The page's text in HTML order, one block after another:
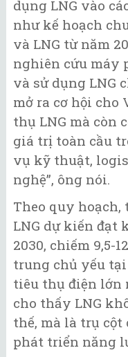
dụng LNG vào
như kế hoạch
và LNG từ năm
nghiên cứu máy
và sử dụng LNG
mở ra cơ hội
thụ LNG mà còn
giá trị toàn cầu
vụ kỹ thuật,
nghệ”, ông nói.
Theo quy
LNG dự kiến đạt
2030, chiếm 9,5-
trung chủ yếu
tiêu thụ điện lớn
cho thấy LNG
thế, mà là trụ
phát triển năng